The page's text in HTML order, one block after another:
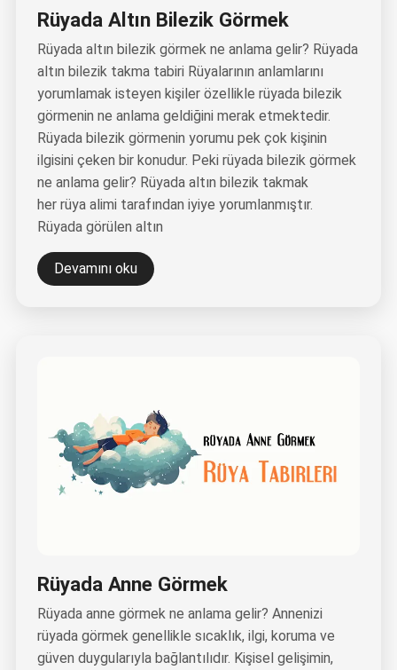
Rüyada Altın Bilezik Görmek
Rüyada altın bilezik görmek ne anlama gelir? Rüyada
altın bilezik takma tabiri Rüyalarının anlamlarını
yorumlamak isteyen kişiler özellikle rüyada bilezik
görmenin ne anlama geldiğini merak etmektedir.
Rüyada bilezik görmenin yorumu pek çok kişinin
ilgisini çeken bir konudur. Peki rüyada bilezik görmek
ne anlama gelir? Rüyada altın bilezik takmak
her rüya alimi tarafından iyiye yorumlanmıştır.
Rüyada görülen altın
Devamını oku
Rüyada Anne Görmek
Rüyada anne görmek ne anlama gelir? Annenizi
rüyada görmek genellikle sıcaklık, ilgi, koruma ve
güven duygularıyla bağlantılıdır. Kişisel gelişimin,